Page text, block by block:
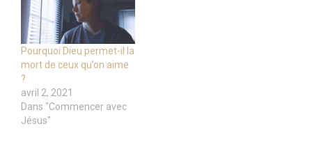
Pourquoi Dieu permet-il la
mort de ceux qu’on aime
?
avril 2, 2021
Dans "Commencer avec
Jésus"